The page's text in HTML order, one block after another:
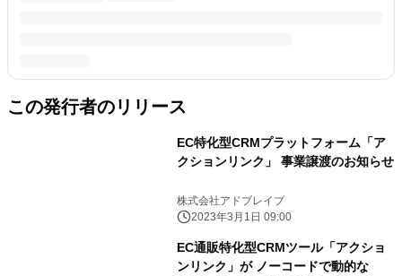
この発行者のリリース
EC特化型CRMプラットフォーム「ア
クションリンク」 事業譲渡のお知らせ
株式会社アドブレイブ
2023年3月1日 09:00
EC通販特化型CRMツール「アクショ
ンリンク」が ノーコードで動的な